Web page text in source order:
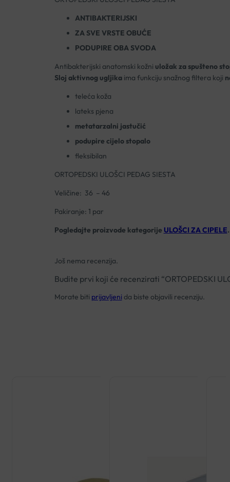
ANTIBAKTERIJSKI
ZA SVE VRSTE OBUĆE
PODUPIRE OBA SVODA
Antibakterijski anatomski kožni uložak za spušteno
Sloj aktivnog ugljikaima funkciju snažnog filtera koji
teleća koža
lateks pjena
metatarzalni jastučić
podupire cijelo stopalo
fleksibilan
ORTOPEDSKI ULOŠCI PEDAG SIESTA
Veličine: 36 – 46
Pakiranje: 1 par
Pogledajte proizvode kategorije ULOŠCI ZA CIPELE.
Još nema recenzija.
Budite prvi koji će recenzirati “ORTOPEDSKI
Morate biti prijavljeni da biste objavili recenziju.